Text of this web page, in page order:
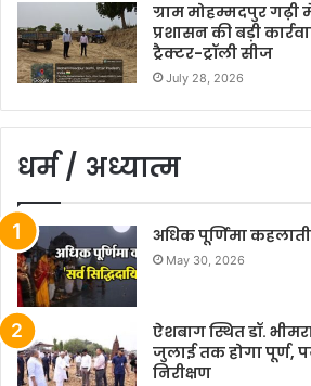
ग्राम मोहम्मदपुर गढ़ी
प्रशासन की बड़ी
ट्रैक्टर-ट्रॉली सीज
July 28, 2026
धर्म / अध्यात्म
अधिक पूर्णिमा कहलाती
May 30, 2026
ऐशबाग स्थित डॉ.
जुलाई तक होगा पूर्ण,
निरीक्षण